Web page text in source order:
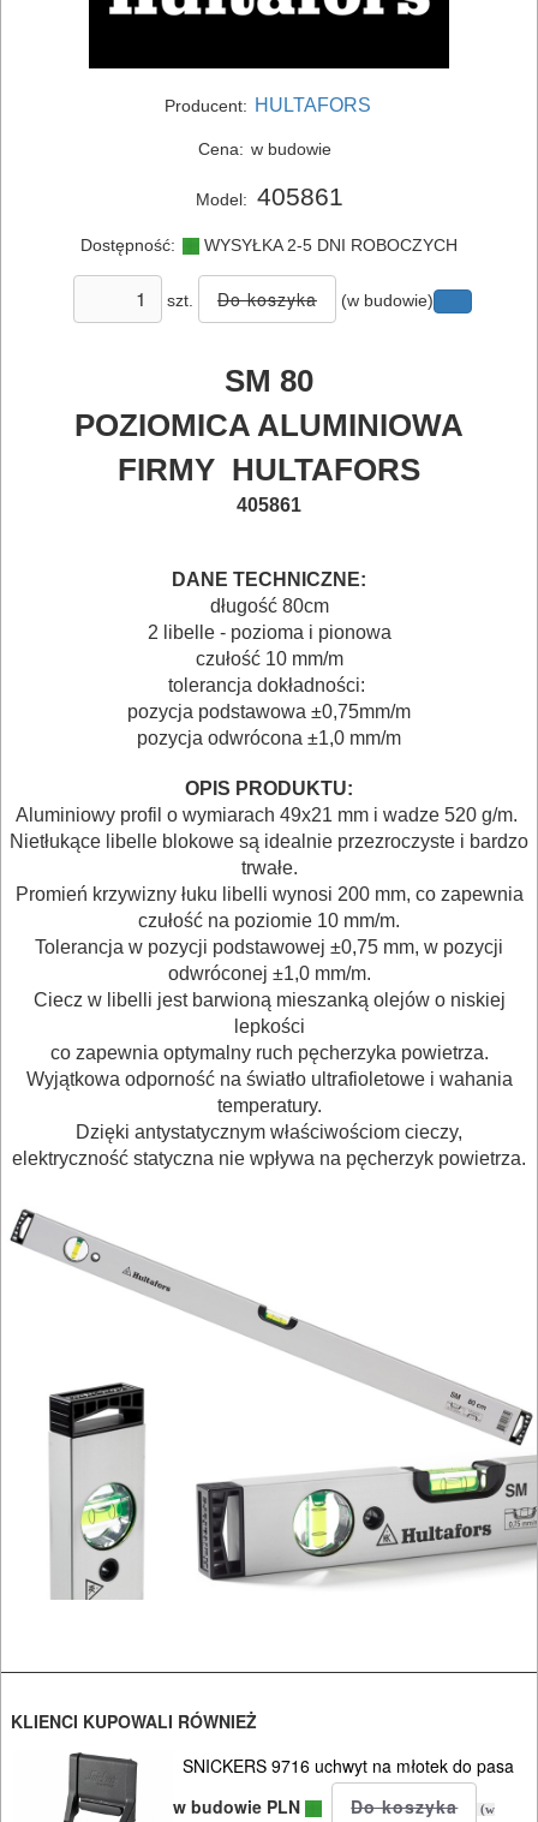
AKUMULATOROWE
ELEKTRONARZĘDZI
MAGAZYNOWANIE
TRANSPORTOWANIE
POMIAROWE
ELEKTRY..
GLAZURNICZE
AKCESORIA
MASZYNKI
URZĄDZENIA
BUDOWLANE
MASZYNY
NARZĘDZIA
BRUKARSKIE
OBRÓBKA
DREWNA
OBRÓBKA
METALU
I
RĘCZNE
NARZĘDZIA
OSPRZĘT
HYDRAULICZNE
NARZĘDZIA
INSTALACYJNE,
PALNIKI
PNEUMATYCZNE
KOMPRESORY
NARZĘDZIA
SPAWALNICTWO
Producent: HULTAFORS
Cena: w budowie
Model: 405861
Dostępność: WYSYŁKA 2-5 DNI ROBOCZYCH
szt. (w budowie)
SM 80
POZIOMICA ALUMINIOWA
FIRMY HULTAFORS
405861
DANE TECHNICZNE:
długość 80cm
2 libelle - pozioma i pionowa
czułość 10 mm/m
tolerancja dokładności:
pozycja podstawowa ±0,75mm/m
pozycja odwrócona ±1,0 mm/m
OPIS PRODUKTU:
Aluminiowy profil o wymiarach 49x21 mm i wadze 520 g/m.
Nietłukące libelle blokowe są idealnie przezroczyste i bardzo
trwałe.
Promień krzywizny łuku libelli wynosi 200 mm, co zapewnia
czułość na poziomie 10 mm/m.
Tolerancja w pozycji podstawowej ±0,75 mm, w pozycji
odwróconej ±1,0 mm/m.
Ciecz w libelli jest barwioną mieszanką olejów o niskiej
lepkości
co zapewnia optymalny ruch pęcherzyka powietrza.
Wyjątkowa odporność na światło ultrafioletowe i wahania
temperatury.
Dzięki antystatycznym właściwościom cieczy,
elektryczność statyczna nie wpływa na pęcherzyk powietrza.
KLIENCI KUPOWALI RÓWNIEŻ
SNICKERS 9716 uchwyt na młotek do pasa
w budowie PLN
(w